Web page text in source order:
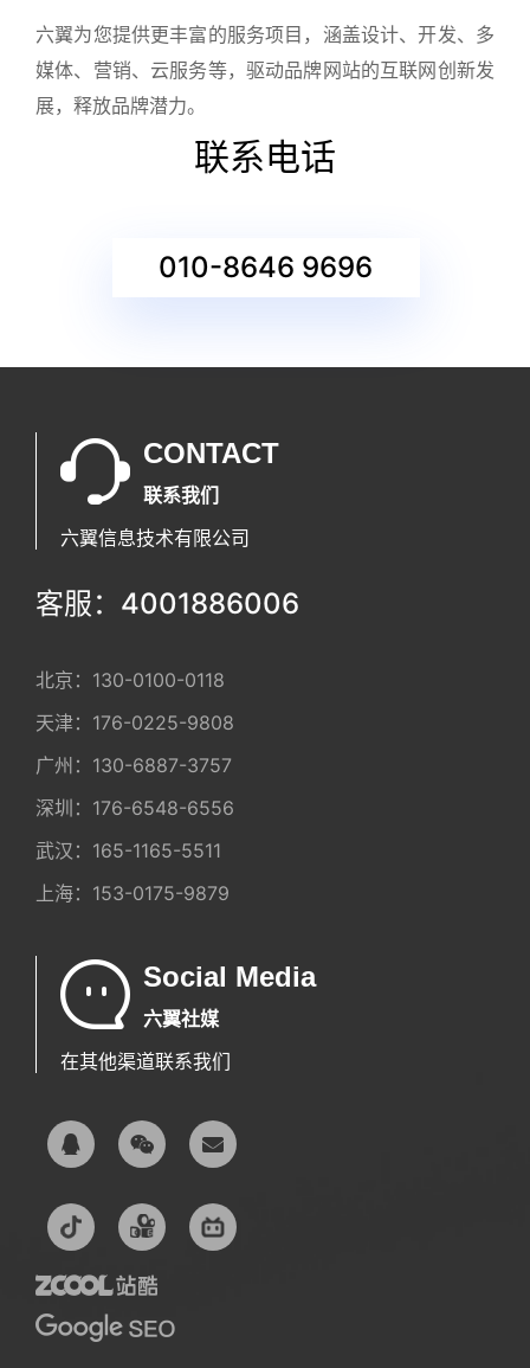
六翼为您提供更丰富的服务项目，涵盖设计、开发、多
媒体、营销、云服务等，驱动品牌网站的互联网创新发
展，释放品牌潜力。
联系电话
010-8646 9696
CONTACT
联系我们
六翼信息技术有限公司
客服：4001886006
北京： 130-0100-0118
天津： 176-0225-9808
广州： 130-6887-3757
深圳： 176-6548-6556
武汉： 165-1165-5511
上海： 153-0175-9879
Social Media
六翼社媒
在其他渠道联系我们